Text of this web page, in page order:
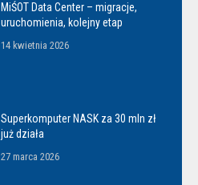
MiŚOT Data Center – migracje,
uruchomienia, kolejny etap
14 kwietnia 2026
Superkomputer NASK za 30 mln zł
już działa
27 marca 2026